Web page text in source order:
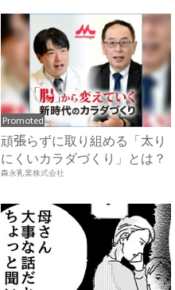
Promoted
頑張らずに取り組める「太り
にくいカラダづくり」とは？
森永乳業株式会社